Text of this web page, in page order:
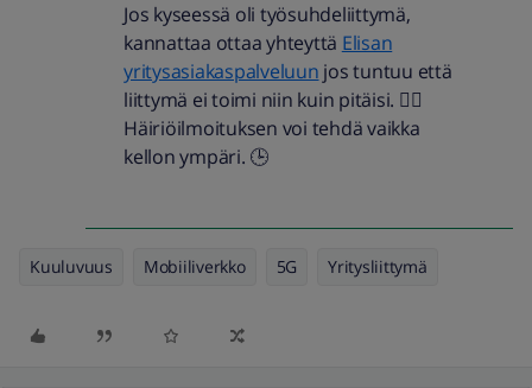
Jos kyseessä oli työsuhdeliittymä,
kannattaa ottaa yhteyttä Elisan
yritysasiakaspalveluun jos tuntuu että
liittymä ei toimi niin kuin pitäisi. 👍🏼
Häiriöilmoituksen voi tehdä vaikka
kellon ympäri. 🕒
Kuuluvuus Mobiiliverkko 5G Yritysliittymä